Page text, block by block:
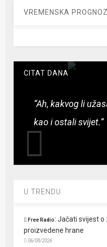
VREMENSKA
CITAT DANA
“Ah, kakvog li
kao i ostali svijet.”
U TRENDU
Free Radio:Jačati svijest o
proizvedene hrane
06/08/2026